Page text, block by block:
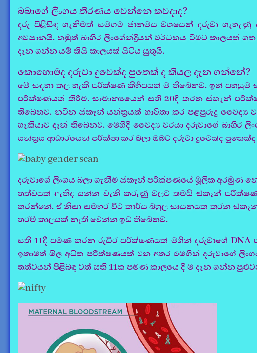
බබාගේ ලිංගය තීරණය වෙන්නෙ කවදාද?
දරු පිළිසිඳ ගැනීමත් සමගම ජානමය වශයෙන් දරුවා
අවසානයි. නමුත් බාහිර ලිංගේන්ද්‍රියන් වර්ධනය වීමට කාලයක්
දැන ගන්න යම් කිසි කාලයක් සිටිය යුතුයි.
කොහොමද දරුවා දුවෙක්ද පුතෙක් ද කියල දැන ගන්නේ?
මේ සඳහා කල හැකි පරීක්ෂණ කිහිපයක් ම තිබෙනව. ඉන් පහසුම
පරීක්ෂණයක් කිරීම. සාමාන්‍යයෙන් සති 20දී කරන ස්කෑන්
තිබෙනව. නවීන ස්කෑන් යන්ත්‍රයක් භාවිතා කර පළපුරුදු වෛද්‍ය
හැකියාව දැන් තිබෙනව. මෙහිදී වෛද්‍ය වරයා දරුවාගේ බාහිර
යන්ත්‍රය ආධාරයෙන් පරීක්ෂා කර බලා ඔබට දරුවා දුවෙක්ද
දරුවාගේ ලිංගය බලා ගැනීම ස්කෑන් පරීක්ෂණයේ මූලික අරමුණ
තත්වයක් ඇතිද යන්න වැනි කරුණු වලට තමයි ස්කෑන්
කරන්නේ. ඒ නිසා සමහර විට කාර්ය බහුල සායනයක කරන
තරම් කාලයක් නැති වෙන්න ඉඩ තිබෙනව.
සති 11දී පමණ කරන රුධිර පරීක්ෂණයක් මගින් දරුවාගේ DNA
ඉතාමත් මිල අධික පරීක්ෂණයක් වන අතර එමගින් දරුවාගේ
තත්වයන් පිළිබඳ වත් සති 11ක පමණ කාලයෙ දී ම දැන ගන්න